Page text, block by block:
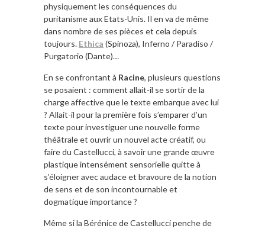
physiquement les conséquences du
puritanisme aux Etats-Unis. Il en va de même
dans nombre de ses pièces et cela depuis
toujours. Ethica (Spinoza), Inferno / Paradiso /
Purgatorio (Dante)…
En se confrontant à Racine, plusieurs questions
se posaient : comment allait-il se sortir de la
charge affective que le texte embarque avec lui
? Allait-il pour la première fois s’emparer d’un
texte pour investiguer une nouvelle forme
théâtrale et ouvrir un nouvel acte créatif, ou
faire du Castellucci, à savoir une grande œuvre
plastique intensément sensorielle quitte à
s’éloigner avec audace et bravoure de la notion
de sens et de son incontournable et
dogmatique importance ?
Même si la Bérénice de Castellucci penche de